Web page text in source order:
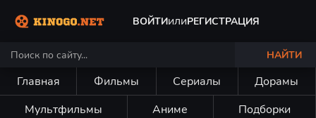
ВОЙТИилиРЕГИСТРАЦИЯ
НАЙТИ
Главная Фильмы Сериалы
Дорамы
Мультфильмы
Аниме
Подборки